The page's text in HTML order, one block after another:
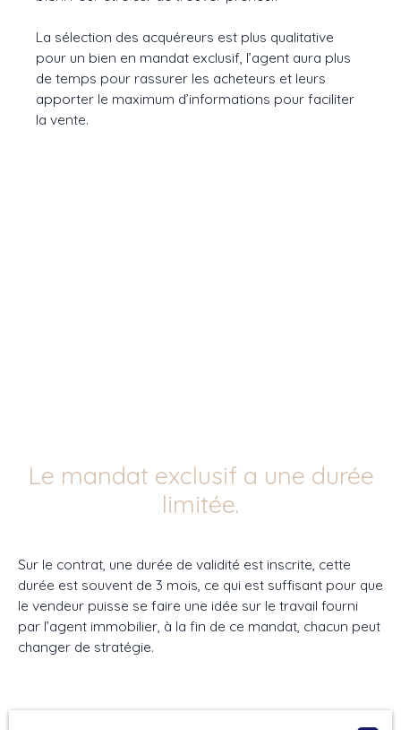
La sélection des acquéreurs est plus qualitative
pour un bien en mandat exclusif, l’agent aura plus
de temps pour rassurer les acheteurs et leurs
apporter le maximum d’informations pour faciliter
la vente.
Le mandat exclusif a une durée
limitée.
Sur le contrat, une durée de validité est inscrite, cette
durée est souvent de 3 mois, ce qui est suffisant pour que
le vendeur puisse se faire une idée sur le travail fourni
par l’agent immobilier, à la fin de ce mandat, chacun peut
changer de stratégie.